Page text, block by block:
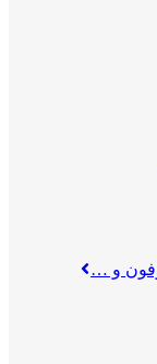
و …